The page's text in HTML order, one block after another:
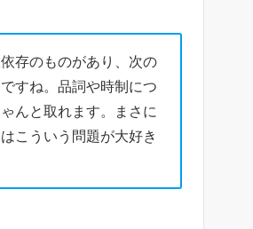
存のものがあり、次の
すね。品詞や時制につ
んと取れます。まさに
こういう問題が大好き